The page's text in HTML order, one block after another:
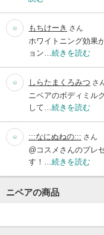
もちけーき さん
ホワイトニング効果
ョン… 続きを読む
しらたまくろみつ さ
ニベアのボディミル
して… 続きを読む
:::なにぬねの::: さん
@コスメさんのプレ
す！… 続きを読む
ニベアの商品